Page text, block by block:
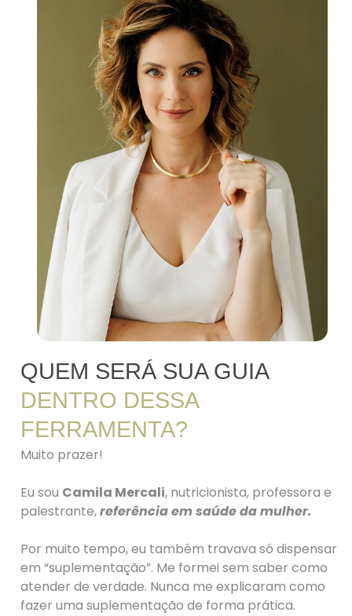
QUEM SERÁ SUA GUIA
DENTRO DESSA
FERRAMENTA?
Muito prazer!
Eu sou Camila Mercali, nutricionista, professora e
palestrante,referência em saúde da mulher.
Por muito tempo, eu também travava só dispensar
em “suplementação”. Me formei sem saber como
atender de verdade. Nunca me explicaram como
fazer uma suplementação de forma prática.